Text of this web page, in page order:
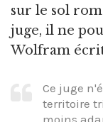
sur le sol
juge, il ne
Wolfram
Ce juge
territoire
moins